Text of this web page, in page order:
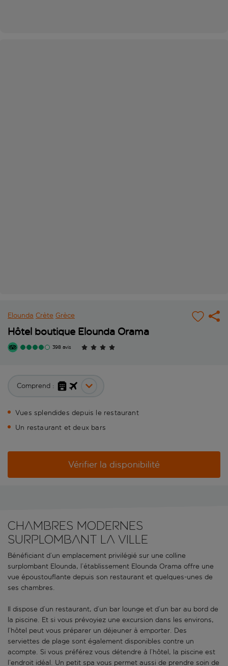
Elounda Crète Grèce
Hôtel boutique Elounda Orama
398 avis
Comprend :
Vues splendides depuis le restaurant
Un restaurant et deux bars
Vérifier la disponibilité
Chambres modernes
surplombant la ville
Bénéficiant d’un emplacement privilégié sur une colline
surplombant Elounda, l’établissement Elounda Orama offre une
vue époustouflante depuis son restaurant et quelques-unes de
ses chambres.
Il dispose d’un restaurant, d’un bar lounge et d’un bar au bord de
la piscine. Et si vous prévoyiez une excursion dans les environs,
l’hôtel peut vous préparer un déjeuner à emporter. Des
serviettes de plage sont également disponibles contre un
acompte. Si vous préférez vous détendre à l’hôtel, la piscine est
l’endroit idéal. Un petit spa vous permet aussi de prendre soin de